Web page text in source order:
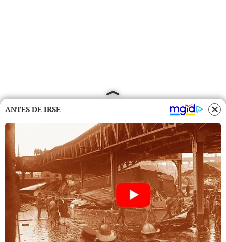
ANTES DE IRSE